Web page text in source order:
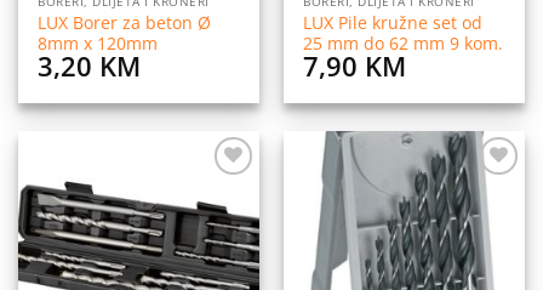
LUX Borer za beton Ø
8mm x 120mm
3,20 KM
LUX Pile kružne set od
25 mm do 62 mm 9 kom.
7,90 KM
na
listu
želja
Dodaj
na
listu
želja